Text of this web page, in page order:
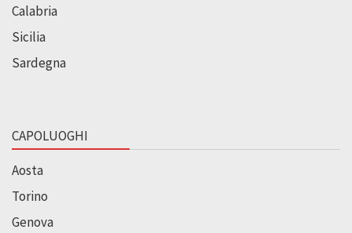
Calabria
Sicilia
Sardegna
CAPOLUOGHI
Aosta
Torino
Genova